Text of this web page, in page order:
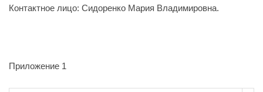
Контактное лицо: Сидоренко Мария Владимировна.
Приложение 1